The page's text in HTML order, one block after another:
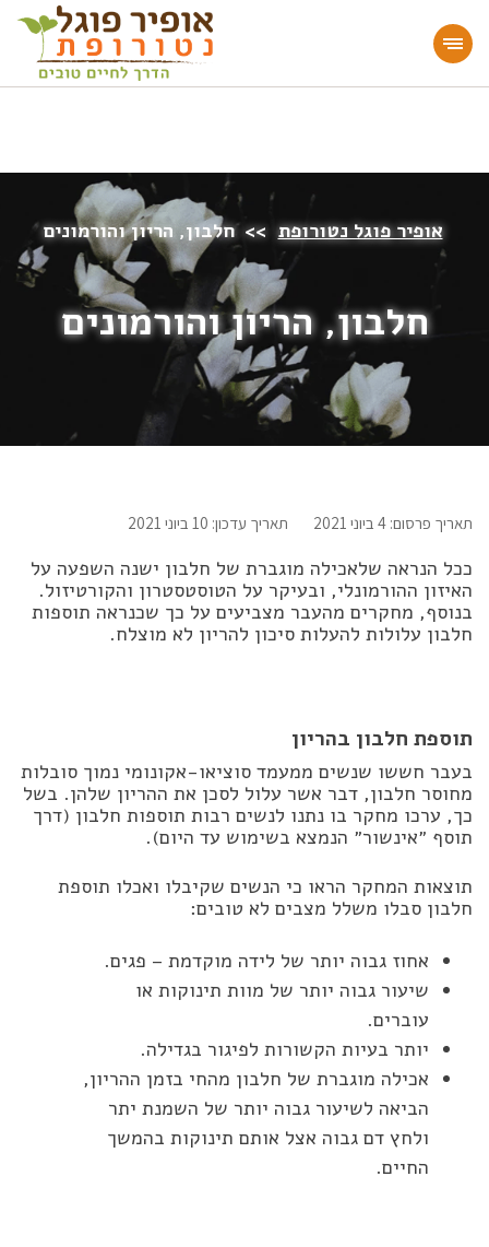
מעוניינים להעמיק או להתחיל דרך חיים בריאה?
הצטרפו לאתר!
אופיר פוגל נטורופת >>חלבון, הריון והורמונים
חלבון, הריון והורמונים
תאריך פרסום: 4 ביוני 2021 תאריך עדכון: 10 ביוני 2021
ככל הנראה שלאכילה מוגברת של חלבון ישנה השפעה על
האיזון ההורמונלי, ובעיקר על הטוסטסטרון והקורטיזול.
בנוסף, מחקרים מהעבר מצביעים על כך שכנראה תוספות
חלבון עלולות להעלות סיכון להריון לא מוצלח.
תוספת חלבון בהריון
בעבר חששו שנשים ממעמד סוציאו-אקונומי נמוך סובלות
מחוסר חלבון, דבר אשר עלול לסכן את ההריון שלהן. בשל
כך, ערכו מחקר בו נתנו לנשים רבות תוספות חלבון (דרך
תוסף ״אינשור״ הנמצא בשימוש עד היום).
תוצאות המחקר הראו כי הנשים שקיבלו ואכלו תוספת
חלבון סבלו משלל מצבים לא טובים:
אחוז גבוה יותר של לידה מוקדמת – פגים.
שיעור גבוה יותר של מוות תינוקות או
עוברים.
יותר בעיות הקשורות לפיגור בגדילה.
אכילה מוגברת של חלבון מהחי בזמן ההריון,
הביאה לשיעור גבוה יותר של השמנת יתר
ולחץ דם גבוה אצל אותם תינוקות בהמשך
החיים.